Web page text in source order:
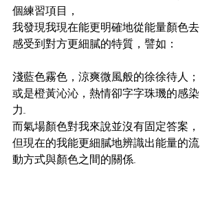
個練習項目，
我發現我現在能更明確地從能量顏色去
感受到對方更細膩的特質，譬如：
淺藍色霧色，涼爽微風般的徐徐待人；
或是橙黃沁沁，熱情卻字字珠璣的感染
力...
而氣場顏色對我來說並沒有固定答案，
但現在的我能更細膩地辨識出能量的流
動方式與顏色之間的關係...